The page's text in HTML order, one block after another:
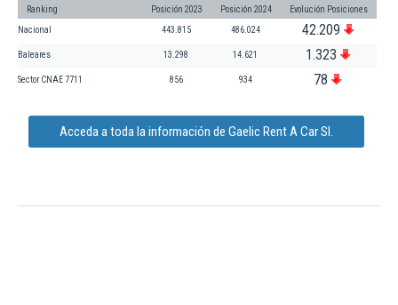
Ranking Posición 2023 Posición 2024 Evolución Posiciones
Nacional 443.815 486.024 42.209
Baleares 13.298 14.621 1.323
Sector CNAE 7711 856 934 78
Acceda a toda la información de Gaelic Rent A Car Sl.